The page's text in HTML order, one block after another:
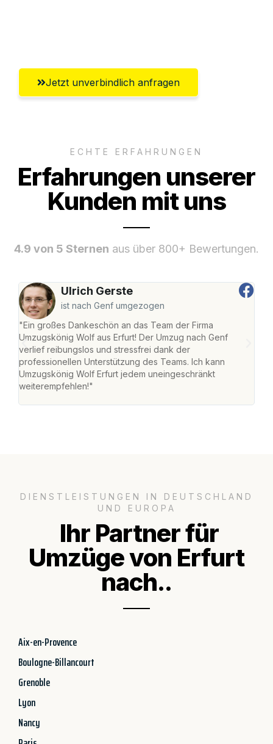
Jetzt unverbindlich anfragen
ECHTE ERFAHRUNGEN
Erfahrungen unserer
Kunden mit uns
4.9 von 5 Sternen aus über 800+ Bewertungen.
Ulrich Gerste
ist nach Genf umgezogen
"Ein großes Dankeschön an das Team der Firma
Umzugskönig Wolf aus Erfurt! Der Umzug nach Genf
verlief reibungslos und stressfrei dank der
professionellen Unterstützung des Teams. Ich kann
Umzugskönig Wolf Erfurt jedem uneingeschränkt
weiterempfehlen!"
DIENSTLEISTUNGEN IN DEUTSCHLAND
UND EUROPA
Ihr Partner für
Umzüge von Erfurt
nach..
Aix-en-Provence
Boulogne-Billancourt
Grenoble
Lyon
Nancy